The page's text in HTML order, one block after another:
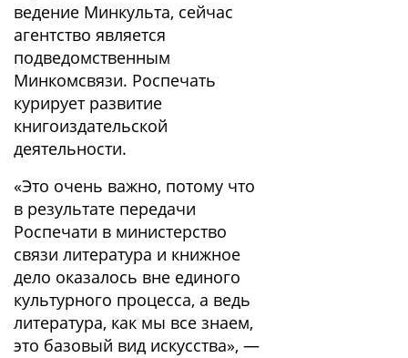
ведение Минкульта, сейчас
агентство является
подведомственным
Минкомсвязи. Роспечать
курирует развитие
книгоиздательской
деятельности.
«Это очень важно, потому что
в результате передачи
Роспечати в министерство
связи литература и книжное
дело оказалось вне единого
культурного процесса, а ведь
литература, как мы все знаем,
это базовый вид искусства», —